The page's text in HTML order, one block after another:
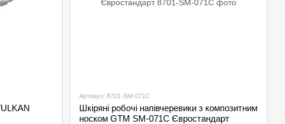
Артикул: 8701-SM-071C
Шкіряні робочі напівчеревики з композитним
носком GTM SM-071C Євростандарт